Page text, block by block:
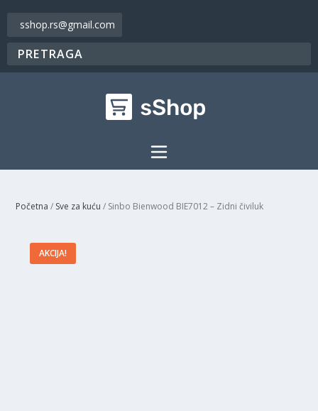
sshop.rs@gmail.com
Početna / Sve za kuću / Sinbo Bienwood BIE7012 – Zidni čiviluk
AKCIJA!